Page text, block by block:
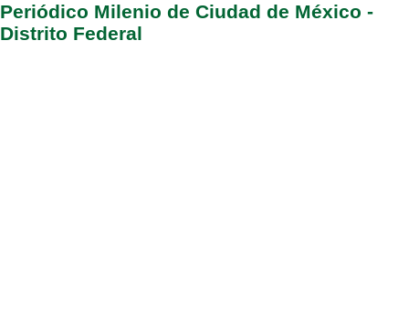
Periódico Milenio de Ciudad de México -
Distrito Federal